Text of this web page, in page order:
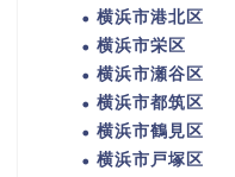
横浜市港北区
横浜市栄区
横浜市瀬谷区
横浜市都筑区
横浜市鶴見区
横浜市戸塚区